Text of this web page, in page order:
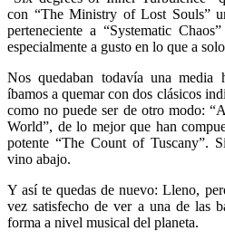
con “The Ministry of Lost Souls”
perteneciente a “Systematic
especialmente a gusto en lo que a
Nos quedaban todavía una
íbamos a quemar con dos clásicos
como no puede ser de otro modo:
World”, de lo mejor que han
potente “The Count of Tuscany”.
vino abajo.
Y así te quedas de nuevo: Lleno,
vez satisfecho de ver a una de las
forma a nivel musical del planeta.